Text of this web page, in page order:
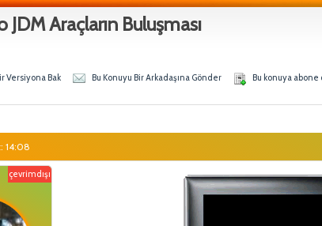
JDM Araçların Buluşması
Versiyona Bak Bu Konuyu Bir Arkadaşına Gönder Bu konuya abone
14:08
çevrimdışı